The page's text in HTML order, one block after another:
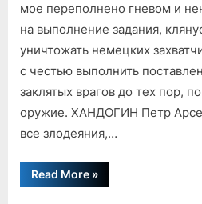
мое переполнено гневом и
на выполнение задания,
уничтожать немецких
с честью выполнить
заклятых врагов до тех пор,
оружие. ХАНДОГИН Петр
все злодеяния,…
Read More“Строки
перед
»